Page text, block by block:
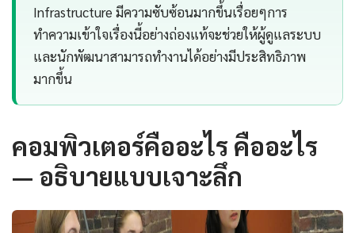
Infrastructure มีความซับซ้อนมากขึ้นเรื่อยๆการ
ทำความเข้าใจเรื่องนี้อย่างถ่องแท้จะช่วยให้ผู้ดูแลระบบ
และนักพัฒนาสามารถทำงานได้อย่างมีประสิทธิภาพ
มากขึ้น
คอมพิวเตอร์คืออะไร คืออะไร
— อธิบายแบบเจาะลึก